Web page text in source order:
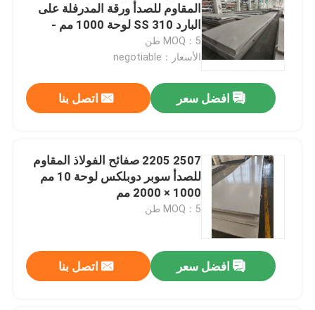
المقاوم للصدأ ورقة المدرفلة على
البارد SS 310 لوحة 1000 مم -
12000 مم AISI
MOQ：5 طن
الأسعار：negotiable
افضل سعر اتصل بنا
2507 2205 صفائح الفولاذ المقاوم
للصدأ سوبر دوبلكس لوحة 10 مم
1000 × 2000 مم
MOQ：5 طن
افضل سعر اتصل بنا